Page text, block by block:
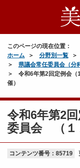
このページの現在位置：
ホーム
分野別一覧
県議会常任委員会（分
令和6年第2回定例会
催）
令和6年第2
委員会 （１
コンテンツ番号：85719